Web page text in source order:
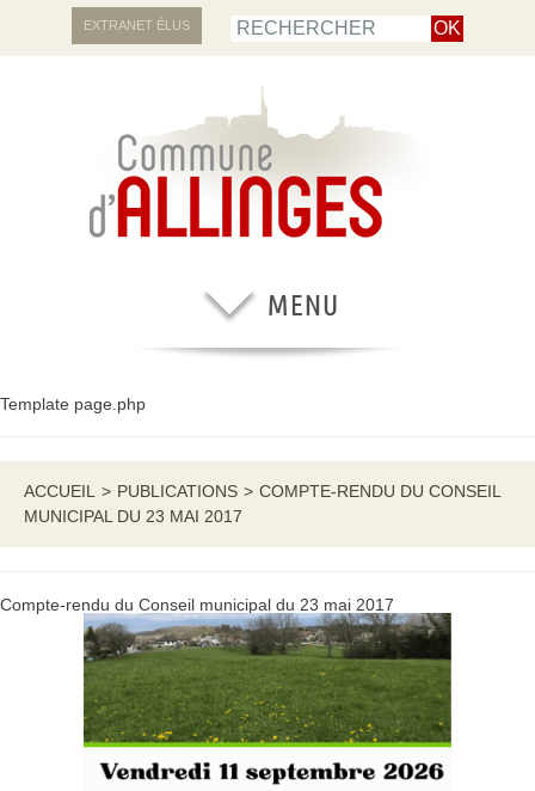
EXTRANET ÉLUS
Template page.php
ACCUEIL > PUBLICATIONS > COMPTE-RENDU DU CONSEIL
MUNICIPAL DU 23 MAI 2017
Compte-rendu du Conseil municipal du 23 mai 2017